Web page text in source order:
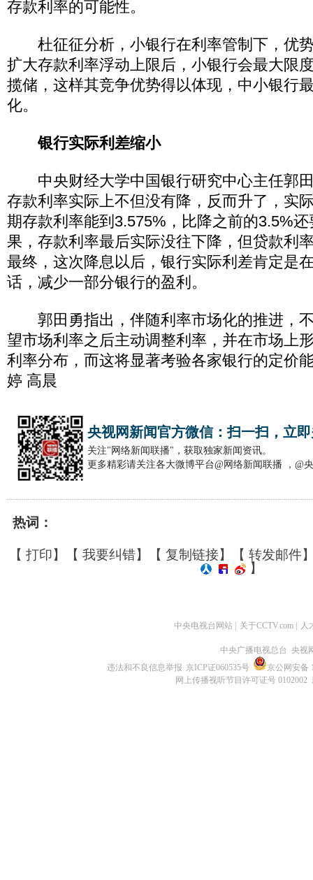
存款利率的可能性。
杜征征分析，小银行在利率管制下，优
扩大存款利率浮动上限后，小银行会最大限
揽储，这样其竞争优势得以体现，中小银行
化。
银行实际利差缩小
中央财经大学中国银行研究中心主任郭
存款利率实际上不但没有降，反而升了，实
期存款利率能到3.575%，比降之前的3.5%
果，存款利率最后实际没往下降，但贷款利
最终，这次降息以后，银行实际利差肯定是
话，减少一部分银行的盈利。
郭田勇指出，伴随利率市场化的推进，
望市场利率之后主动调整利率，并在市场上
利率分布，而这将显著考验各家银行的定价
婷 高晨
央视网新闻官方微信：扫一扫，立
关注"网络新闻联播"，获取独家新闻资讯。
更多精彩请关注各大微博平台@网络新闻联播 ，@
热词：
【 打印】【 我要纠错】【 复制链接】【 转发邮件
】
中央电视台网站 关于CCTV.com 人
中央广播电视总台 央视
违法和不良信息举报 京ICP证060535号
京公网安备
网上传播视听节目许可证号 0102002